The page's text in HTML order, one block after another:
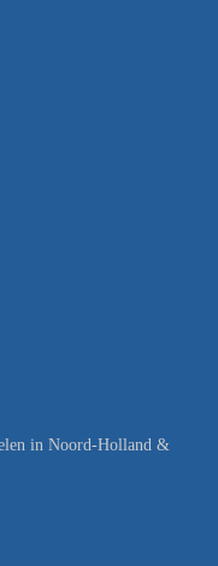
in Noord-Holland &